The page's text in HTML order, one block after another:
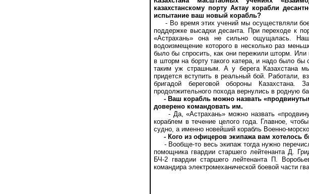
казахстанскому порту Актау корабли
испытание ваш новый корабль?
- Во время этих учений мы осуществляли
поддержке высадки десанта. При переходе к
«Астрахань» она не сильно ощущалась.
водоизмещение которого в несколько раз
было бы спросить, как они пережили шторм.
в шторм на борту такого катера, и надо было
таким уж страшным. А у берега Казахстана
придется вступить в реальный бой. Работали,
бригадой береговой обороны
продолжительного похода вернулись в родную
- Ваш корабль можно назвать
доверено командовать им.
- Да, «Астрахань» можно назвать
кораблем в течение целого года. Главное,
судно, а именно новейший корабль Военно-
- Кого из офицеров экипажа вам хотелось
- Вообще-то весь экипаж тогда нужно
помощника гвардии старшего лейтенанта Д.
БЧ-2 гвардии старшего лейтенанта П.
командира электромеханической боевой части